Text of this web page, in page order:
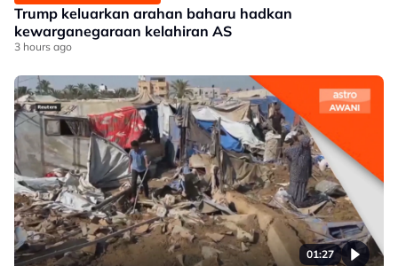
Trump keluarkan arahan baharu hadkan
kewarganegaraan kelahiran AS
3 hours ago
01:27